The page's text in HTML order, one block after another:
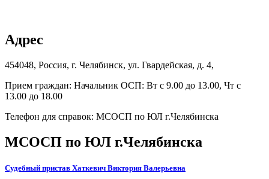
Адрес
454048, Россия, г. Челябинск, ул. Гвардейская, д. 4,
Прием граждан: Начальник ОСП: Вт с 9.00 до 13.00, Чт с
13.00 до 18.00
Телефон для справок: МСОСП по ЮЛ г.Челябинска
МСОСП по ЮЛ г.Челябинска
Судебный пристав Хаткевич Виктория Валерьевна